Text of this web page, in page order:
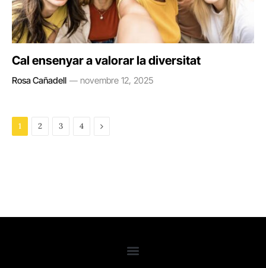
Cal ensenyar a valorar la diversitat
Rosa Cañadell novembre 12, 2025
1 2 3 4 Next